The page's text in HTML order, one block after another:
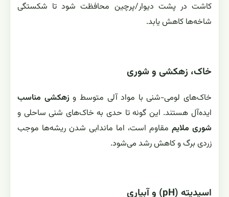
کاشت در پشت دیوار/پرچین محافظت شود تا شکستگی
شاخه‌ها کاهش یابد.
خاک، زهکشی و شوری
خاک‌های لومی-شنی با مواد آلی متوسط وزهکشی مناسب
ایده‌آل هستند. این گونه تا حدی به خاک‌های شنی ساحلی و
شوری ملایممقاوم است، اما ماندابی شدن ریشه‌ها موجب
زردی برگ و کاهش رشد می‌شود.
اسیدیته (pH) و آبیاری